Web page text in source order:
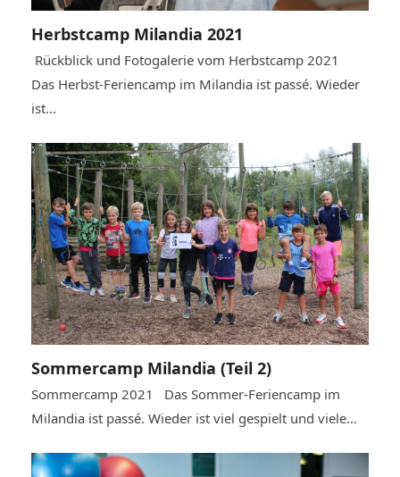
Herbstcamp Milandia 2021
Rückblick und Fotogalerie vom Herbstcamp 2021
Das Herbst-Feriencamp im Milandia ist passé. Wieder
ist…
Sommercamp Milandia (Teil 2)
Sommercamp 2021 Das Sommer-Feriencamp im
Milandia ist passé. Wieder ist viel gespielt und viele…